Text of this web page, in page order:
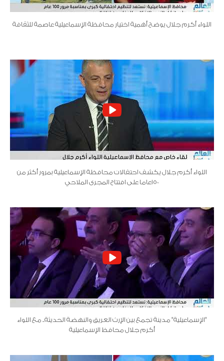
اللواء أكرم جلال يوضح أهمية اختيار محافظة الإسماعيلية عاصمة للثقافة
اللواء أكرم جلال يكشف احتفالات محافظة الإسماعيلية بمرور أكثر من
150عاما على افتتاح المجرى الملاحي
"الإسماعيلية" مدينة تجمع بين الإرث العريق والنهضة الحديثة.. مع اللواء
أكرم جلال محافظ الإسماعيلية